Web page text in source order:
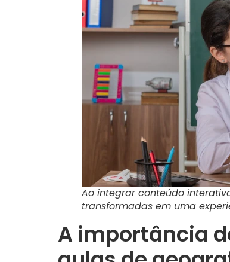
Ao integrar conteúdo
transformadas em uma
A importância